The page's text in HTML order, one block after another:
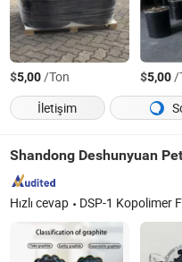
$5,00/Ton $5,00/
İletişim
Shandong Deshunyuan
Hızlı cevap DSP-1 Kopolimer Filtrasyon Azaltıcı Sondaj sıvısı, DSP-2 Kopolimer Filtrasyon Azaltıcı Sondaj sıvısı, Sülfomethylated Fenolik Reçine Sondaj Sıvısı, Modifiye Sondaj Nişastası Sondaj Kimyasalı, Nano